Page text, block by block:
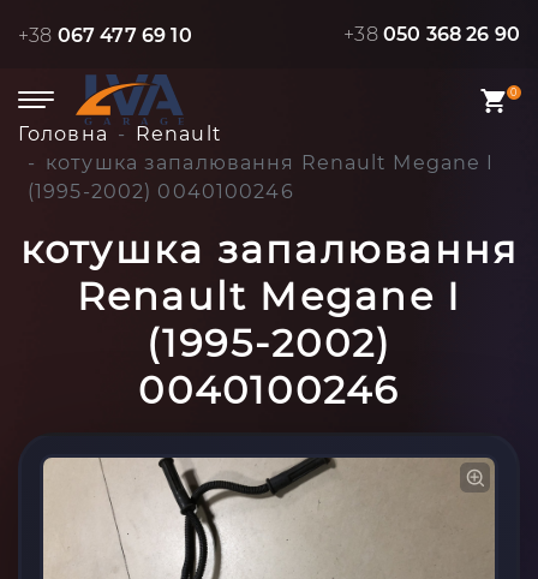
+38 067 477 69 10 +38 050 368 26 90
0
Головна
Renault
котушка запалювання Renault Megane I
(1995-2002) 0040100246
котушка запалювання
Renault Megane I
(1995-2002)
0040100246